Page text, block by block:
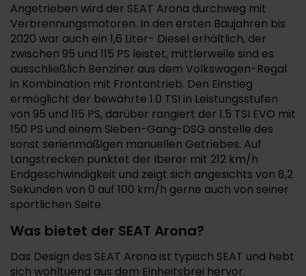
Angetrieben wird der SEAT Arona durchweg mit
Verbrennungsmotoren. In den ersten Baujahren bis
2020 war auch ein 1,6 Liter- Diesel erhältlich, der
zwischen 95 und 115 PS leistet, mittlerweile sind es
ausschließlich Benziner aus dem Volkswagen-Regal
in Kombination mit Frontantrieb. Den Einstieg
ermöglicht der bewährte 1.0 TSI in Leistungsstufen
von 95 und 115 PS, darüber rangiert der 1.5 TSI EVO mit
150 PS und einem Sieben-Gang-DSG anstelle des
sonst serienmäßigen manuellen Getriebes. Auf
Langstrecken punktet der Iberer mit 212 km/h
Endgeschwindigkeit und zeigt sich angesichts von 8,2
Sekunden von 0 auf 100 km/h gerne auch von seiner
sportlichen Seite.
Was bietet der SEAT Arona?
Das Design des SEAT Arona ist typisch SEAT und hebt
sich wohltuend aus dem Einheitsbrei hervor.